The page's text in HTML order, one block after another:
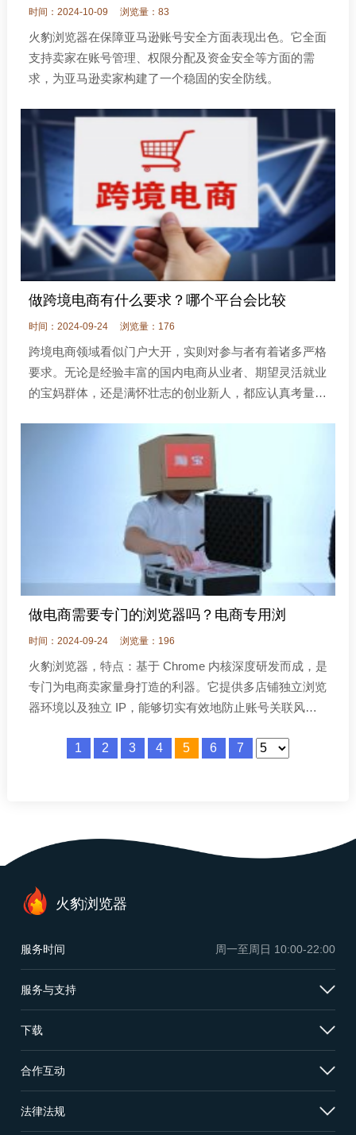
时间：2024-10-09 浏览量：83
火豹浏览器在保障亚马逊账号安全方面表现出色。它全面
支持卖家在账号管理、权限分配及资金安全等方面的需
求，为亚马逊卖家构建了一个稳固的安全防线。
做跨境电商有什么要求？哪个平台会比较
时间：2024-09-24 浏览量：176
跨境电商领域看似门户大开，实则对参与者有着诸多严格
要求。无论是经验丰富的国内电商从业者、期望灵活就业
的宝妈群体，还是满怀壮志的创业新人，都应认真考量自
做电商需要专门的浏览器吗？电商专用浏
时间：2024-09-24 浏览量：196
火豹浏览器，特点：基于 Chrome 内核深度研发而成，是
专门为电商卖家量身打造的利器。它提供多店铺独立浏览
器环境以及独立 IP，能够切实有效地防止账号关联风
可大幅提升店铺访问速度，增
1 2 3 4 5 6 7
服务时间 周一至周日 10:00-22:00
火豹浏览器
服务与支持
下载
合作互动
法律法规